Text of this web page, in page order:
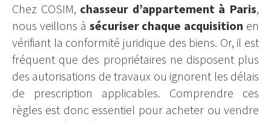
Chez COSIM, chasseur d’appartement à Paris,
nous veillons à sécuriser chaque acquisition en
vérifiant la conformité juridique des biens. Or, il est
fréquent que des propriétaires ne disposent plus
des autorisations de travaux ou ignorent les délais
de prescription applicables. Comprendre ces
règles est donc essentiel pour acheter ou vendre